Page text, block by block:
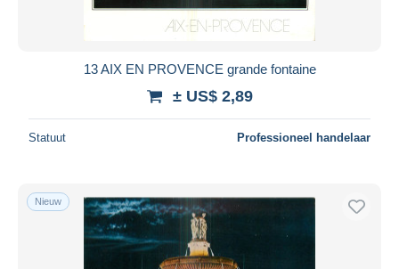
13 AIX EN PROVENCE grande fontaine
± US$ 2,89
Statuut Professioneel handelaar
Nieuw